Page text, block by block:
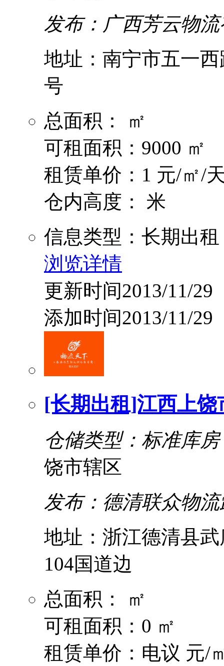
发布：广西芳云物
地址：南宁市五一
号
总面积： ㎡
可租面积：9000 ㎡
租赁单价：1 元/㎡/
仓内高度： 米
信息类型：长期出租
浏览详情
更新时间2013/11/29
添加时间2013/11/29
[长期出租]江西上
仓储类型：标准库房
饶市辖区
发布：德清联众物
地址：浙江德清县
104国道边
总面积： ㎡
可租面积：0 ㎡
租赁单价：电议 元/